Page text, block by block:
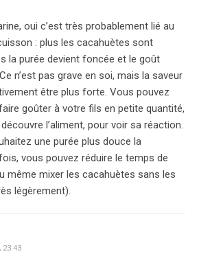
oui c’est très probablement lié au
: plus les cacahuètes sont
la purée devient foncée et le goût
n’est pas grave en soi, mais la saveur
être plus forte. Vous pouvez
goûter à votre fils en petite quantité,
l’aliment, pour voir sa réaction.
une purée plus douce la
vous pouvez réduire le temps de
même mixer les cacahuètes sans les
légèrement).
23:43